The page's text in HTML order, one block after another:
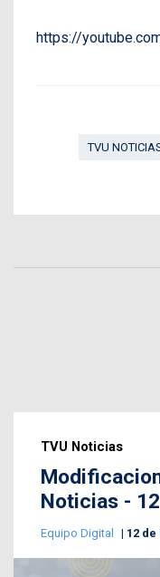
https://
TVU
TVU Noticias
Noticias -
Equipo Digital 12 de